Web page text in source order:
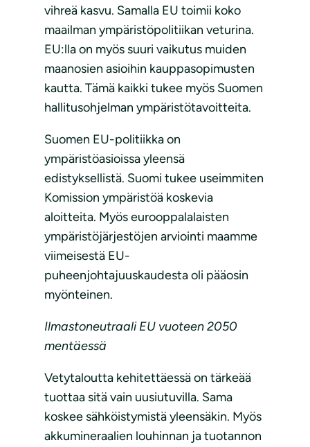
vihreä kasvu. Samalla EU toimii koko
maailman ympäristöpolitiikan veturina.
EU:lla on myös suuri vaikutus muiden
maanosien asioihin kauppasopimusten
kautta. Tämä kaikki tukee myös Suomen
hallitusohjelman ympäristötavoitteita.
Suomen EU-politiikka on
ympäristöasioissa yleensä
edistyksellistä. Suomi tukee useimmiten
Komission ympäristöä koskevia
aloitteita. Myös eurooppalalaisten
ympäristöjärjestöjen arviointi maamme
viimeisestä EU-
puheenjohtajuuskaudesta oli pääosin
myönteinen.
Ilmastoneutraali EU vuoteen 2050
mentäessä
Vetytaloutta kehitettäessä on tärkeää
tuottaa sitä vain uusiutuvilla. Sama
koskee sähköistymistä yleensäkin. Myös
akkumineraalien louhinnan ja tuotannon